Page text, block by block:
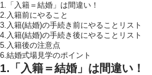
1.「入籍＝結婚」は間違い！
2.入籍前にやること
3.入籍(結婚)の手続き前にやることリスト
4.入籍(結婚)の手続き後にやることリスト
5.入籍後の注意点
6.結婚式場見学のポイント
1.「入籍＝結婚」は間違い！